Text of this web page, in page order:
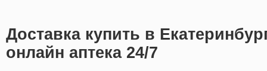
Доставка купить в
онлайн аптека 24/7